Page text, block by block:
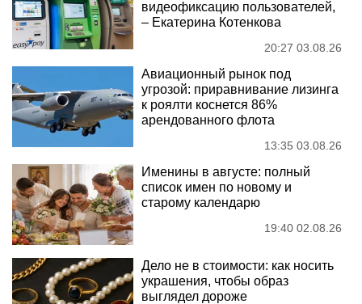
видеофиксацию пользователей,
– Екатерина Котенкова
20:27 03.08.26
Авиационный рынок под
угрозой: приравнивание лизинга
к роялти коснется 86%
арендованного флота
13:35 03.08.26
Именины в августе: полный
список имен по новому и
старому календарю
19:40 02.08.26
Дело не в стоимости: как носить
украшения, чтобы образ
выглядел дороже